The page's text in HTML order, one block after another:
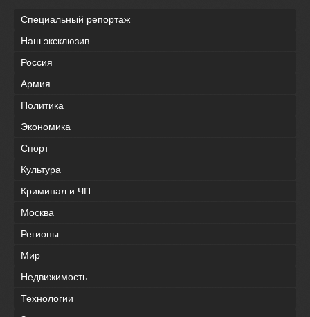
Специальный репортаж
Наш эксклюзив
Россия
Армия
Политика
Экономика
Спорт
Культура
Криминал и ЧП
Москва
Регионы
Мир
Недвижимость
Технологии